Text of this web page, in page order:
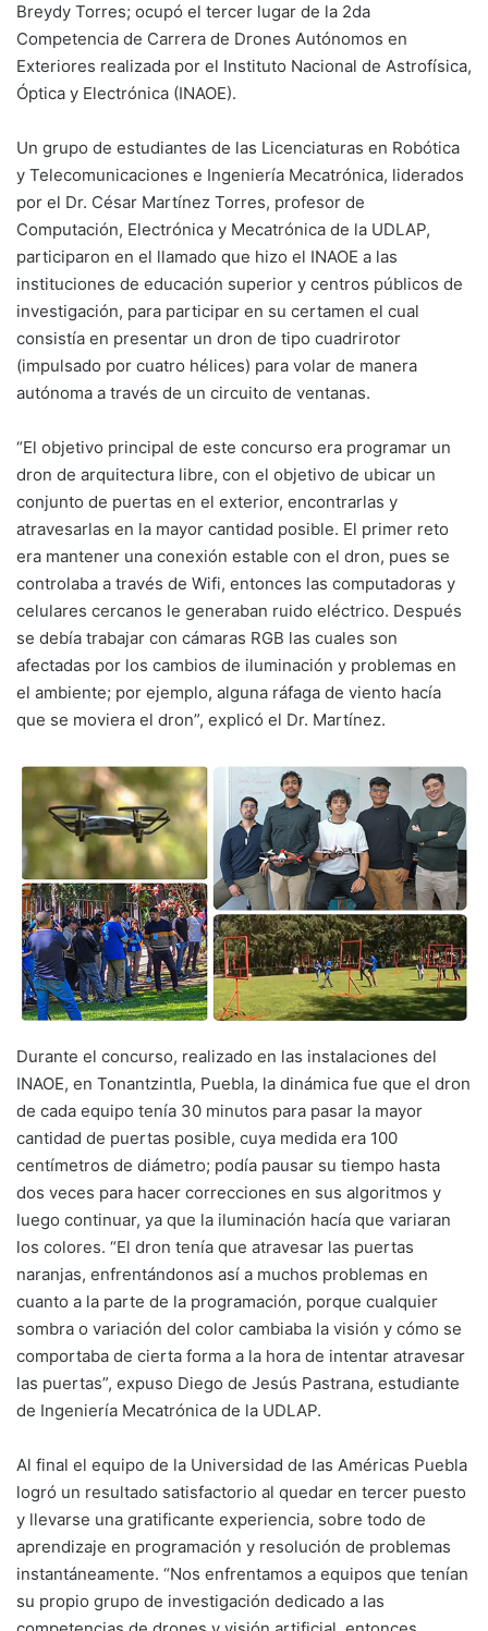
Breydy Torres; ocupó el tercer lugar de la 2da
Competencia de Carrera de Drones Autónomos en
Exteriores realizada por el Instituto Nacional de Astrofísica,
Óptica y Electrónica (INAOE).
Un grupo de estudiantes de las Licenciaturas en Robótica
y Telecomunicaciones e Ingeniería Mecatrónica, liderados
por el Dr. César Martínez Torres, profesor de
Computación, Electrónica y Mecatrónica de la UDLAP,
participaron en el llamado que hizo el INAOE a las
instituciones de educación superior y centros públicos de
investigación, para participar en su certamen el cual
consistía en presentar un dron de tipo cuadrirotor
(impulsado por cuatro hélices) para volar de manera
autónoma a través de un circuito de ventanas.
“El objetivo principal de este concurso era programar un
dron de arquitectura libre, con el objetivo de ubicar un
conjunto de puertas en el exterior, encontrarlas y
atravesarlas en la mayor cantidad posible. El primer reto
era mantener una conexión estable con el dron, pues se
controlaba a través de Wifi, entonces las computadoras y
celulares cercanos le generaban ruido eléctrico. Después
se debía trabajar con cámaras RGB las cuales son
afectadas por los cambios de iluminación y problemas en
el ambiente; por ejemplo, alguna ráfaga de viento hacía
que se moviera el dron”, explicó el Dr. Martínez.
Durante el concurso, realizado en las instalaciones del
INAOE, en Tonantzintla, Puebla, la dinámica fue que el dron
de cada equipo tenía 30 minutos para pasar la mayor
cantidad de puertas posible, cuya medida era 100
centímetros de diámetro; podía pausar su tiempo hasta
dos veces para hacer correcciones en sus algoritmos y
luego continuar, ya que la iluminación hacía que variaran
los colores. “El dron tenía que atravesar las puertas
naranjas, enfrentándonos así a muchos problemas en
cuanto a la parte de la programación, porque cualquier
sombra o variación del color cambiaba la visión y cómo se
comportaba de cierta forma a la hora de intentar atravesar
las puertas”, expuso Diego de Jesús Pastrana, estudiante
de Ingeniería Mecatrónica de la UDLAP.
Al final el equipo de la Universidad de las Américas Puebla
logró un resultado satisfactorio al quedar en tercer puesto
y llevarse una gratificante experiencia, sobre todo de
aprendizaje en programación y resolución de problemas
instantáneamente. “Nos enfrentamos a equipos que tenían
su propio grupo de investigación dedicado a las